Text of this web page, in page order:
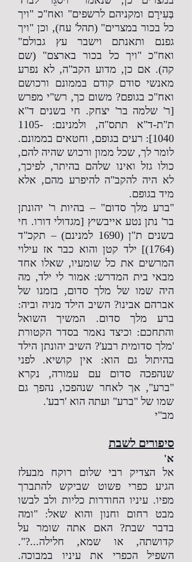
בְּעִירָם ומקניהם לרשפים" ואח"כ "ויך
כל בכור במצרים" (תהל' עח), וכן "ויך
גפנם ותאנתם וישבר עץ גבולם"
ואח"כ "ויך כל בכור בארצם" (שם
קה). אם כן, מדוע הקב"ה, לא נפרע
מאנשי סודם קודם בממונם ורכושם
ואח"כ בגופם? משום כך, רש"י מפרש
[ר' שלמה בר' יצחק. חי בשנים ד"א
ת"ת-ד"א תתס"ה, ולמנינם: 1105-
1040]: רעים בגופם, וחטאים בממונם.
לומר לך, שכל ממון ורכוש שהיה להם,
כולו גזל ואינו שלהם בהיתר, לפיכך,
לא היה להקב"ה להיפרע מהם, אלא
מיד בגופם.
"ברע מלך סדום" – בהיות ר' יהונתן
בר' נתן נטע אייבשיץ [מגדולי דורו. חי
בשנים ת"ן (1690 למנינם) – תקכ"ד
(1764)] ילד קטן והוא כבר אז עילוי
המרשים את כל שומעיו, שאלו אחד
מבאי בית המדרש: אמור לי ילד, מה
היה שמו של מלך סדום, בזמנו של
אברהם אבינו? השיב הילד מניה וביה:
ברע מלך סדום. המשיך השואל
והתחכם: וכיצד נאמר בסדר הקטורת
'מלך סדומית רבע'? השיב יהונתן הילד
בהיתול גם הוא: אין קושיא. לפני
שנהפכה סדום עם עמורה, נקרא
"ברע", אך לאחר שנהפכו, נהפך גם
שמו של "ברע" ועתה הוא 'רבע'.
מב"י
סיפורים לשבת
א'
אל הצדיק רבי שלום רוקח מבעלז
הגיע כפרי פשוט שביקש להתברך
מפיו. עיניו החודרות כליות ולב לבשו
מבט רחום וחנון והוא שאל: "ומה
בדבר שבת? האם אתה שומר על
קדושתה, או שמא, חלילה...?".
השפיל הכפרי את עיניו במבוכה.